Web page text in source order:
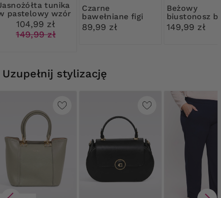
pastelowy wzór
104,99 zł
149,99 zł
Czarne
bawełniane figi
modelujące z
koronką
89,99 zł
Beżowy
biustonosz
fiszbin
149,99 zł
Uzupełnij stylizację